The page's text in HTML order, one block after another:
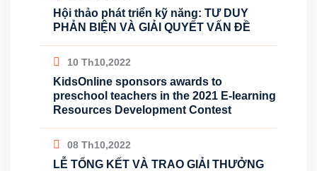
Hội thảo phát triển kỹ năng: TƯ DUY
PHẢN BIỆN VÀ GIẢI QUYẾT VẤN ĐỀ
10 Th10,2022
KidsOnline sponsors awards to
preschool teachers in the 2021 E-learning
Resources Development Contest
08 Th10,2022
LỄ TỔNG KẾT VÀ TRAO GIẢI THƯỞNG